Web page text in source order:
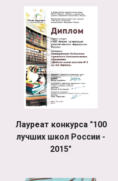
Лауреат конкурса "100
лучших школ России -
2015"